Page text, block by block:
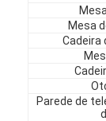
Mobiliário
Mobília
Mesa
Cadeira
Parede de